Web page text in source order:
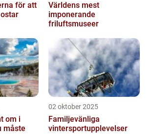
för att
Världens mest
imponerande
friluftsmuseer
om i
måste
02 oktober 2025
Familjevänliga
vintersportupplevelser